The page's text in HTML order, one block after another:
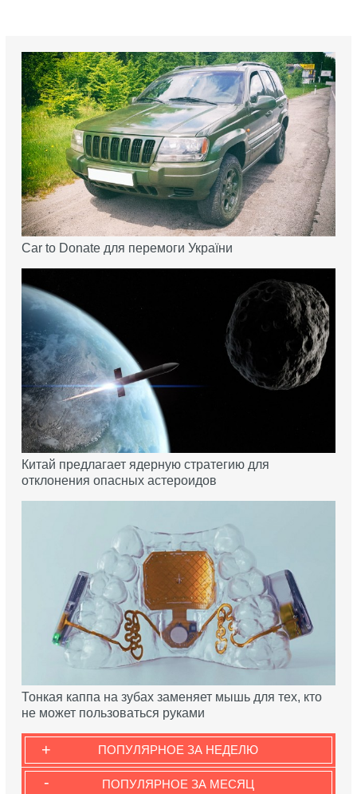
Car to Donate для перемоги України
Китай предлагает ядерную стратегию для
отклонения опасных астероидов
Тонкая каппа на зубах заменяет мышь для тех, кто
не может пользоваться руками
ПОПУЛЯРНОЕ ЗА НЕДЕЛЮ
+
ПОПУЛЯРНОЕ ЗА МЕСЯЦ
-